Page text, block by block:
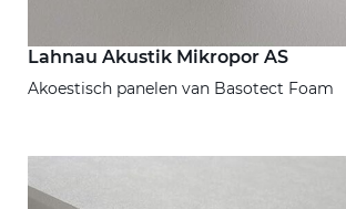
Lahnau Akustik Mikropor AS
Akoestisch panelen van Basotect Foam